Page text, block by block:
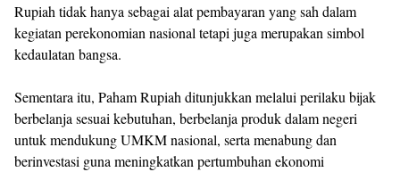
Rupiah tidak hanya sebagai alat pembayaran yang sah dalam
kegiatan perekonomian nasional tetapi juga merupakan simbol
kedaulatan bangsa.
Sementara itu, Paham Rupiah ditunjukkan melalui perilaku bijak
berbelanja sesuai kebutuhan, berbelanja produk dalam negeri
untuk mendukung UMKM nasional, serta menabung dan
berinvestasi guna meningkatkan pertumbuhan ekonomi